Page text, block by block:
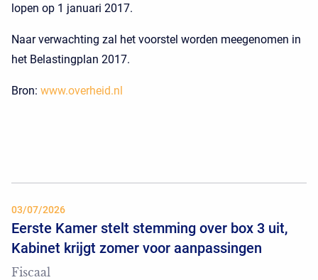
lopen op 1 januari 2017.
Naar verwachting zal het voorstel worden meegenomen in
het Belastingplan 2017.
Bron: www.overheid.nl
03/07/2026
Eerste Kamer stelt stemming over box 3 uit,
Kabinet krijgt zomer voor aanpassingen
Fiscaal